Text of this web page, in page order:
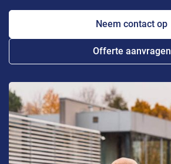
Neem contact op
Offerte aanvragen